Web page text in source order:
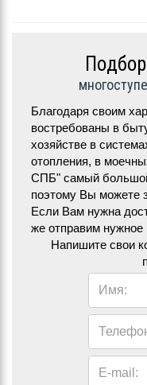
Благодаря своим
востребованы в
хозяйстве в
отопления, в
СПБ" самый большой
поэтому Вы можете
Если Вам нужна
же отправим нужное
Напишите свои
Имя:
E-mail: